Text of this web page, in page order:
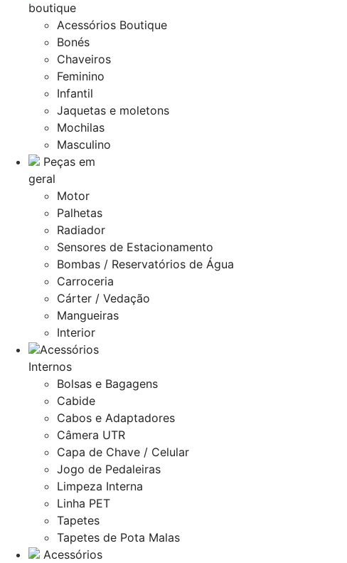
boutique
Acessórios Boutique
Bonés
Chaveiros
Feminino
Infantil
Jaquetas e moletons
Mochilas
Masculino
Peças em
geral
Motor
Palhetas
Radiador
Sensores de Estacionamento
Bombas / Reservatórios de Água
Carroceria
Cárter / Vedação
Mangueiras
Interior
Acessórios
Internos
Bolsas e Bagagens
Cabide
Cabos e Adaptadores
Câmera UTR
Capa de Chave / Celular
Jogo de Pedaleiras
Limpeza Interna
Linha PET
Tapetes
Tapetes de Pota Malas
Acessórios